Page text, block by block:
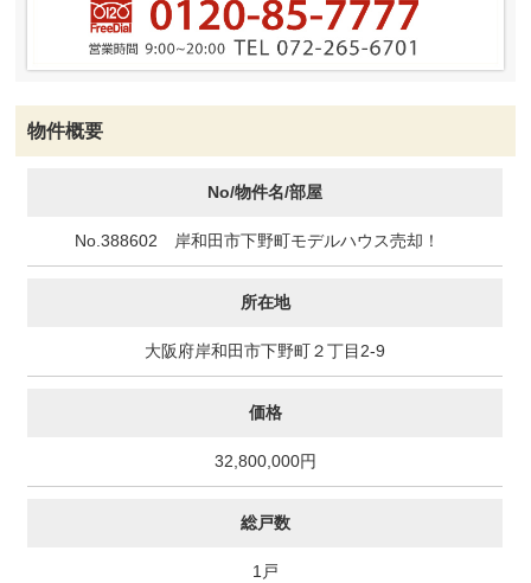
物件概要
No/物件名/部屋
No.388602 岸和田市下野町モデルハウス売却！
所在地
大阪府岸和田市下野町２丁目2-9
価格
32,800,000円
総戸数
1戸